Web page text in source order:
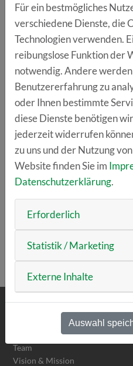
Gründung und
Energieeffizienz und
Innovationen und
Neben klassischen
über Bürgschaften,
Beteiligungskapital.
Bei akutem
mit den Ansprechpartnern
ZURÜCK ZUR
Team
Vision & Mission
Für ein bestmögliches
verschiedene Dienste, die
Technologien verwenden.
reibungslose Funktion der
notwendig. Andere
Benutzererfahrung zu
oder Ihnen bestimmte
diese Dienste benötigen
jederzeit widerrufen
zu uns und der Nutzung
Website finden Sie im
Datenschutzerklärung.
Erforderlich
Statistik / Marketing
Externe Inhalte
Auswahl